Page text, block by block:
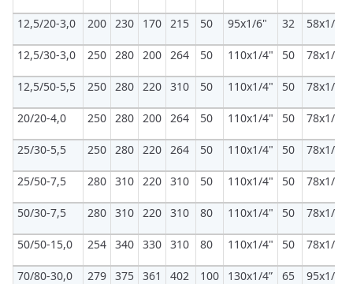
12,5/20-3,0 200 230 170 215 50 95x1/6" 32 58х1/6"
12,5/30-3,0 250 280 200 264 50 110х1/4" 50 78х1/6"
12,5/50-5,5 250 280 220 310 50 110х1/4" 50 78х1/6"
20/20-4,0 250 280 200 264 50 110x1/4" 50 78х1/6"
25/30-5,5 250 280 220 264 50 110x1/4" 50 78х1/6"
25/50-7,5 280 310 220 310 50 110х1/4" 50 78х1/6"
50/30-7,5 280 310 220 310 80 110x1/4" 50 78х1/6"
50/50-15,0 254 340 330 310 80 110x1/4" 50 78х1/6"
70/80-30,0 279 375 361 402 100 130x1/4” 65 95х1/6"